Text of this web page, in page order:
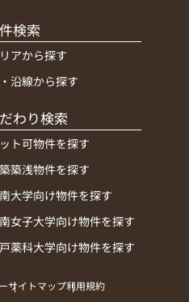
検索
アから探す
沿線から探す
わり検索
ト可物件を探す
築浅物件を探す
大学向け物件を探す
女子大学向け物件を探す
薬科大学向け物件を探す
サイトマップ利用規約